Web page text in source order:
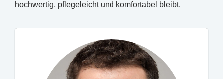
hochwertig, pflegeleicht und komfortabel bleibt.